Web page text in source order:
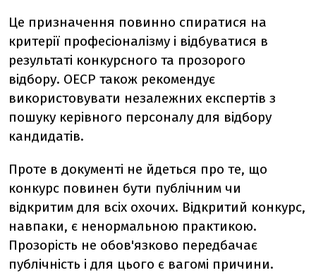
Це призначення повинно спиратися на
критерії професіоналізму і відбуватися в
результаті конкурсного та прозорого
відбору. ОЕСР також рекомендує
використовувати незалежних експертів з
пошуку керівного персоналу для відбору
кандидатів.
Проте в документі не йдеться про те, що
конкурс повинен бути публічним чи
відкритим для всіх охочих. Відкритий конкурс,
навпаки, є ненормальною практикою.
Прозорість не обов'язково передбачає
публічність і для цього є вагомі причини.